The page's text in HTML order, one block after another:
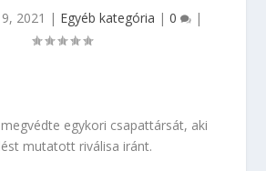
2021 | Egyéb kategória | 0 |
egykori csapattársát, aki
mutatott riválisa iránt.